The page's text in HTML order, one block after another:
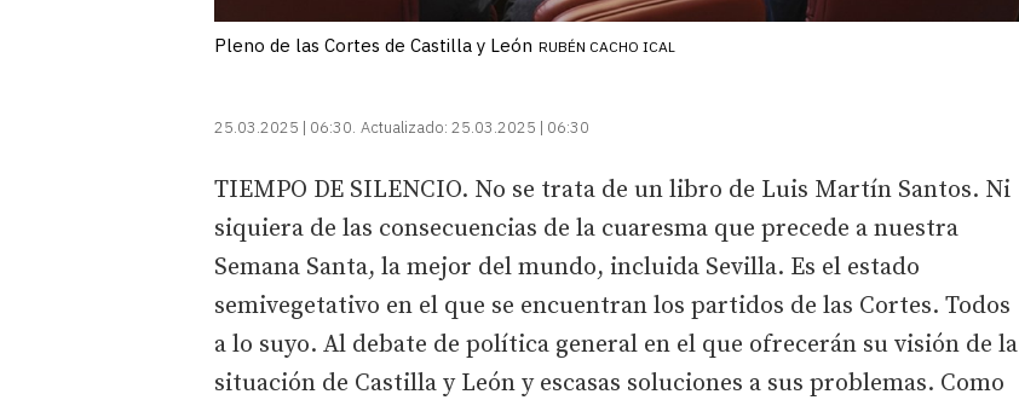
Pleno de las Cortes de Castilla y León RUBÉN CACHO ICAL
25.03.2025 | 06:30 Actualizado: 25.03.2025 | 06:30
TIEMPO DE SILENCIO. No se trata de un libro de Luis Martín Santos. Ni
siquiera de las consecuencias de la cuaresma que precede a nuestra
Semana Santa, la mejor del mundo, incluida Sevilla. Es el estado
semivegetativo en el que se encuentran los partidos de las Cortes. Todos
a lo suyo. Al debate de política general en el que ofrecerán su visión de la
situación de Castilla y León y escasas soluciones a sus problemas. Como